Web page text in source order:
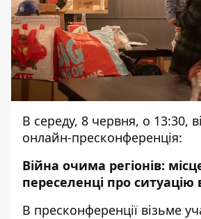
В середу, 8 червня, о 13:30,
онлайн-пресконференція:
Війна очима регіонів:
переселенці про ситуацію
В пресконференції візьме